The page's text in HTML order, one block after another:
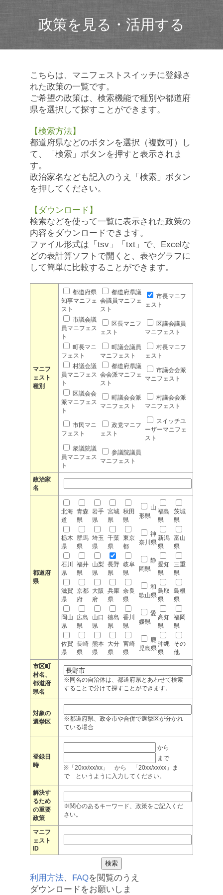
政策を見る・活用する
こちらは、マニフェストスイッチに登録さ
れた政策の一覧です。
ご希望の政策は、検索機能で種別や都道府
県を選択して探すことができます。
【検索方法】
都道府県などのボタンを選択（複数可）し
て、「検索」ボタンを押すと表示されま
す。
政治家名なども記入のうえ「検索」ボタン
を押してください。
【ダウンロード】
検索などを使って一覧に表示された政策の
内容をダウンロードできます。
ファイル形式は「tsv」「txt」で、Excelな
どの表計算ソフトで開くと、表やグラフに
して簡単に比較することができます。
マニフ
ェスト
種別
都道府県
知事マニフェ
スト
都道府県議
会議員マニフェ
スト
市長マニフ
ェスト
市議会議
員マニフェス
ト
区長マニフ
ェスト
区議会議員
マニフェスト
町長マニ
フェスト
町議会議員
マニフェスト
村長マニフ
ェスト
村議会議
員マニフェス
ト
都道府県議
会会派マニフェ
スト
市議会会派
マニフェスト
区議会会
派マニフェス
ト
町議会会派
マニフェスト
村議会会派
マニフェスト
市民マニ
フェスト
政党マニフ
ェスト
スイッチユ
ーザーマニフェ
スト
衆議院議
員マニフェス
ト
参議院議員
マニフェスト
政治家
名
都道府
県
北海
道
青森
県
岩手
県
宮城
県
秋田
県
山
形県
福島
県
茨城
県
栃木
県
群馬
県
埼玉
県
千葉
県
東京
都
神
奈川県
新潟
県
富山
県
石川
県
福井
県
山梨
県
長野
県
岐阜
県
静
岡県
愛知
県
三重
県
滋賀
県
京都
府
大阪
府
兵庫
県
奈良
県
和
歌山県
鳥取
県
島根
県
岡山
県
広島
県
山口
県
徳島
県
香川
県
愛
媛県
高知
県
福岡
県
佐賀
県
長崎
県
熊本
県
大分
県
宮崎
県
鹿
児島県
沖縄
県
その
他
市区町
村名、
都道府
県名
※同名の自治体は、都道府県とあわせて検索
することで分けて探すことができます。
対象の
選挙区
※都道府県、政令市や合併で選挙区が分かれ
ている場合
登録日
時
から
まで
※「20xx/xx/xx」 から 「20xx/xx/xx」ま
で というように入力してください。
解決す
るため
の重要
政策
※関心のあるキーワード、政策をご記入くだ
さい。
マニフ
ェスト
ID
利用方法、 FAQを閲覧のうえ
ダウンロードをお願いしま